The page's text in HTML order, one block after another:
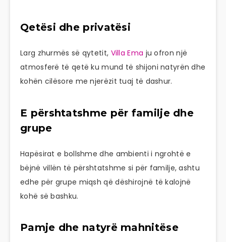
Qetësi dhe privatësi
Larg zhurmës së qytetit, Villa Ema ju ofron një
atmosferë të qetë ku mund të shijoni natyrën dhe
kohën cilësore me njerëzit tuaj të dashur.
E përshtatshme për familje dhe
grupe
Hapësirat e bollshme dhe ambienti i ngrohtë e
bëjnë villën të përshtatshme si për familje, ashtu
edhe për grupe miqsh që dëshirojnë të kalojnë
kohë së bashku.
Pamje dhe natyrë mahnitëse